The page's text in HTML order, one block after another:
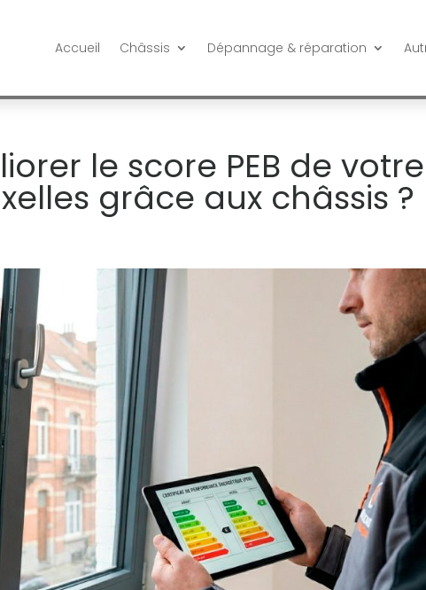
Accueil Châssis Dépannage & réparation
le score PEB de votre
grâce aux châssis ?